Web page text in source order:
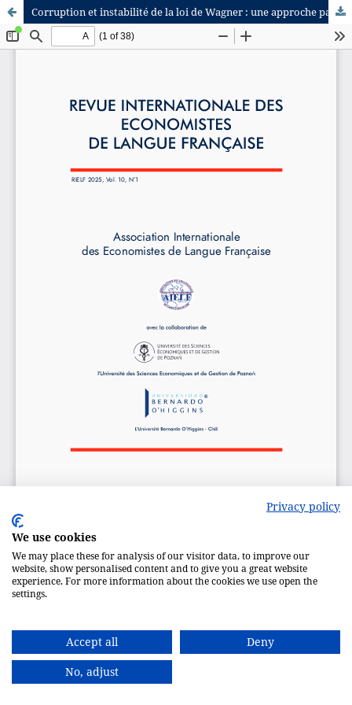
Corruption et instabilité de la loi de Wagner : une approche par les ruptures structurelles des dépenses militaires dans les pays du G5-Sahel
Privacy policy
We use cookies
We may place these for analysis of our visitor data, to improve our
website, show personalised content and to give you a great website
experience. For more information about the cookies we use open the
settings.
Accept all
Deny
No, adjust